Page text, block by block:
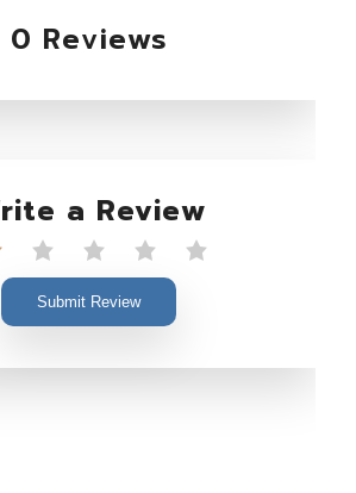
0 Reviews
a Review
Submit Review